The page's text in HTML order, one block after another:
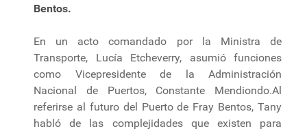
Bentos.
En un acto comandado por la Ministra de
Transporte, Lucía Etcheverry, asumió funciones
como Vicepresidente de la Administración
Nacional de Puertos, Constante Mendiondo.Al
referirse al futuro del Puerto de Fray Bentos, Tany
habló de las complejidades que existen para